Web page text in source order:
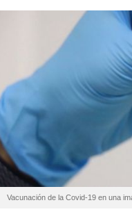
Vacunación de la Covid-19 en una